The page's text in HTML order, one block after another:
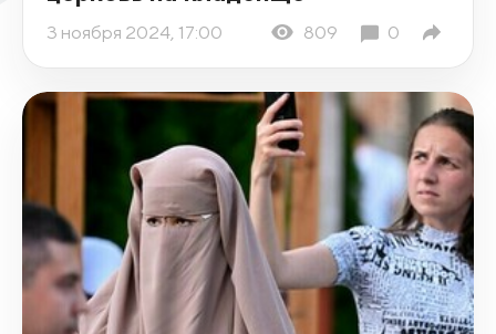
3 ноября 2024, 17:00 809 0